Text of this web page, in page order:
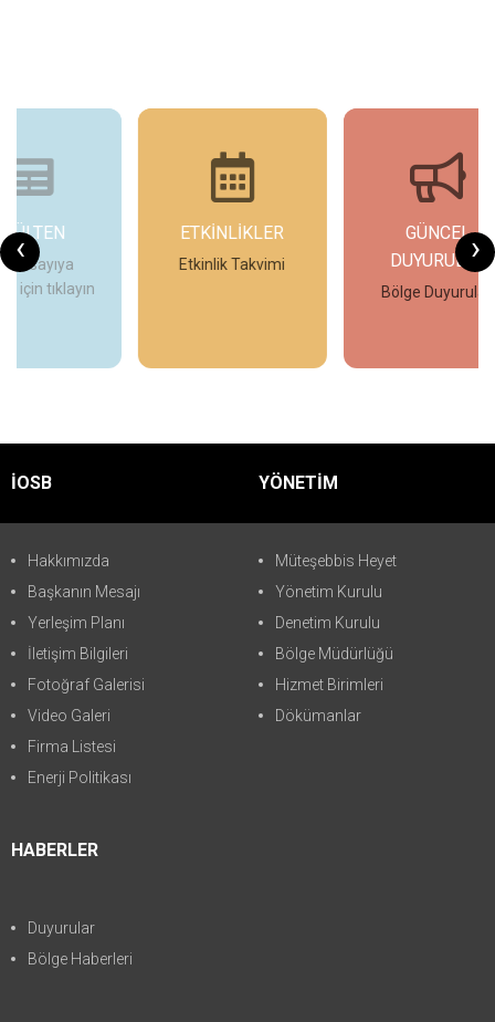
‹ ›
ETKİNLİKLER
Etkinlik Takvimi
DUYURULAR
Bölge Duyuruları
İOSB
Hakkımızda
Başkanın Mesajı
Yerleşim Planı
İletişim Bilgileri
Fotoğraf Galerisi
Video Galeri
Firma Listesi
Enerji Politikası
YÖNETİM
Müteşebbis Heyet
Yönetim Kurulu
Denetim Kurulu
Bölge Müdürlüğü
Hizmet Birimleri
Dökümanlar
HABERLER
Duyurular
Bölge Haberleri